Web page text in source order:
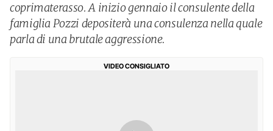
coprimaterasso. A inizio gennaio il consulente della
famiglia Pozzi depositerà una consulenza nella quale
parla di una brutale aggressione.
VIDEO CONSIGLIATO